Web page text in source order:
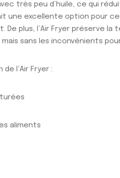
très peu d’huile, ce qui
une excellente option pour
De plus, l’Air Fryer préserve
sans les inconvénients
l’Air Fryer :
aliments